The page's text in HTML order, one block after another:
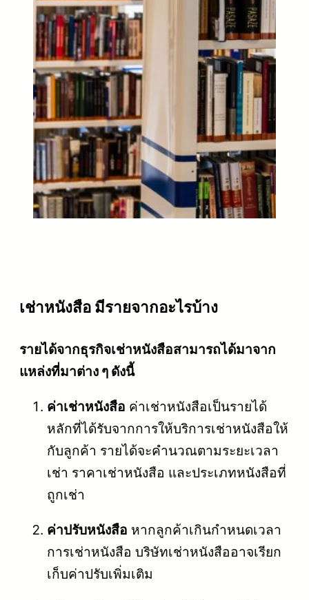
เช่าหนังสือ มีรายจากอะไรบ้าง
รายได้จากธุรกิจเช่าหนังสือสามารถได้มาจาก
แหล่งที่มาต่าง ๆ ดังนี้
ค่าเช่าหนังสือ ค่าเช่าหนังสือเป็นรายได้
หลักที่ได้รับจากการให้บริการเช่าหนังสือให้
กับลูกค้า รายได้จะคำนวณตามระยะเวลา
เช่า ราคาเช่าหนังสือ และประเภทหนังสือที่
ถูกเช่า
ค่าปรับหนังสือ หากลูกค้าเกินกำหนดเวลา
การเช่าหนังสือ บริษัทเช่าหนังสืออาจเรียก
เก็บค่าปรับเพิ่มเติม